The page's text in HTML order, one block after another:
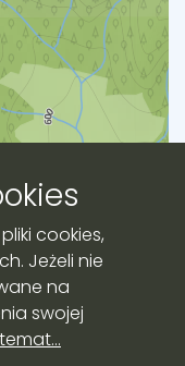
OpenStreetMap
cookies,
Jeżeli nie
na
swojej